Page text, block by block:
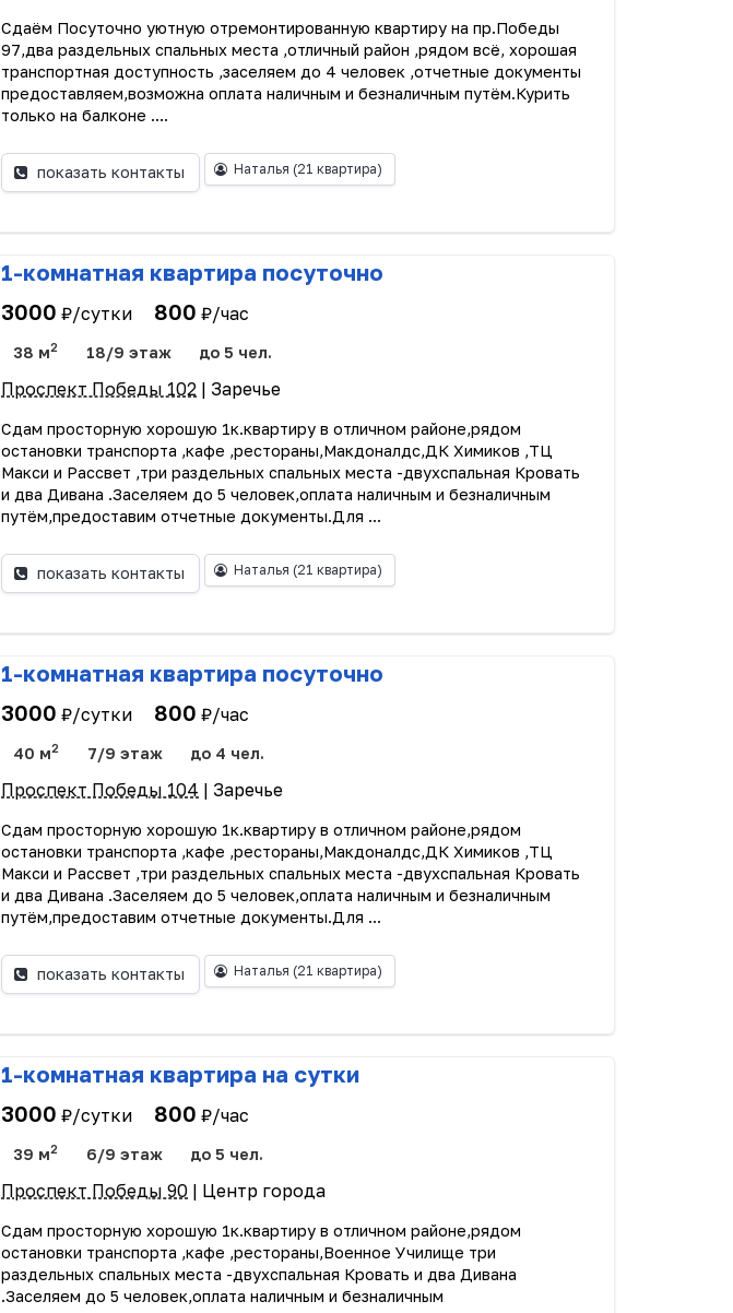
Сдаём Посуточно уютную отремонтированную квартиру на пр.Победы
97,два раздельных спальных места ,отличный район ,рядом всё, хорошая
транспортная доступность ,заселяем до 4 человек ,отчетные документы
предоставляем,возможна оплата наличным и безналичным путём.Курить
только на балконе ....
показать контакты Наталья (21 квартира)
1-комнатная квартира посуточно
3000 ₽/сутки 800 ₽/час
38 м2 18/9 этаж до 5 чел.
Проспект Победы 102 | Заречье
Сдам просторную хорошую 1к.квартиру в отличном районе,рядом
остановки транспорта ,кафе ,рестораны,Макдоналдс,ДК Химиков ,ТЦ
Макси и Рассвет ,три раздельных спальных места -двухспальная Кровать
и два Дивана .Заселяем до 5 человек,оплата наличным и безналичным
путём,предоставим отчетные документы.Для ...
показать контакты Наталья (21 квартира)
1-комнатная квартира посуточно
3000 ₽/сутки 800 ₽/час
40 м2 7/9 этаж до 4 чел.
Проспект Победы 104 | Заречье
Сдам просторную хорошую 1к.квартиру в отличном районе,рядом
остановки транспорта ,кафе ,рестораны,Макдоналдс,ДК Химиков ,ТЦ
Макси и Рассвет ,три раздельных спальных места -двухспальная Кровать
и два Дивана .Заселяем до 5 человек,оплата наличным и безналичным
путём,предоставим отчетные документы.Для ...
показать контакты Наталья (21 квартира)
1-комнатная квартира на сутки
3000 ₽/сутки 800 ₽/час
39 м2 6/9 этаж до 5 чел.
Проспект Победы 90 | Центр города
Сдам просторную хорошую 1к.квартиру в отличном районе,рядом
остановки транспорта ,кафе ,рестораны,Военное Училище три
раздельных спальных места -двухспальная Кровать и два Дивана
.Заселяем до 5 человек,оплата наличным и безналичным